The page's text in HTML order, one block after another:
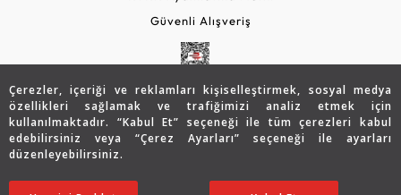
Çerezler, içeriği ve reklamları kişiselleştirmek, sosyal medya
özellikleri sağlamak ve trafiğimizi analiz etmek için
kullanılmaktadır. “Kabul Et” seçeneği ile tüm çerezleri kabul
edebilirsiniz veya “Çerez Ayarları” seçeneği ile ayarları
düzenleyebilirsiniz.
Güvenli Alışveriş